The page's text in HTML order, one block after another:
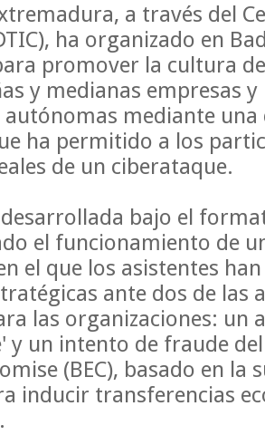
a través del
ha organizado en
promover la cultura
y medianas empresas y
mediante una
ha permitido a los
de un ciberataque.
bajo el
el funcionamiento de
el que los asistentes
ante dos de las
las organizaciones: un
y un intento de fraude del
(BEC), basado en la
inducir transferencias